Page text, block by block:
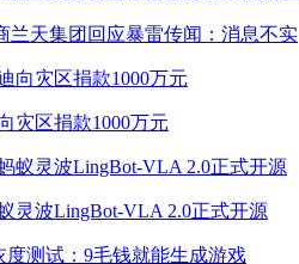
兰天集团回应暴雷传闻：消息不实
灾区捐款1000万元
灵波LingBot-VLA 2.0正式开源